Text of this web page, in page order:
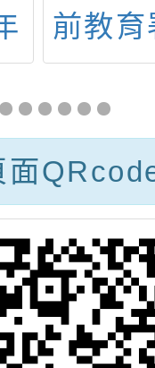
道繪
好創
及孝
課程
面